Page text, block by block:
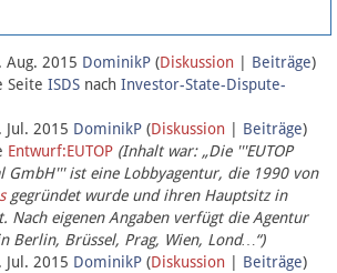
Aug. 2015 DominikP (Diskussion Beiträge)
Seite ISDS nach Investor-State-Dispute-
Jul. 2015 DominikP (Diskussion Beiträge)
Entwurf:EUTOP (Inhalt war: „Die '''EUTOP
GmbH''' ist eine Lobbyagentur, die 1990 von
gegründet wurde und ihren Hauptsitz in
Nach eigenen Angaben verfügt die Agentur
Berlin, Brüssel, Prag, Wien, Lond…“)
Jul. 2015 DominikP (Diskussion Beiträge)